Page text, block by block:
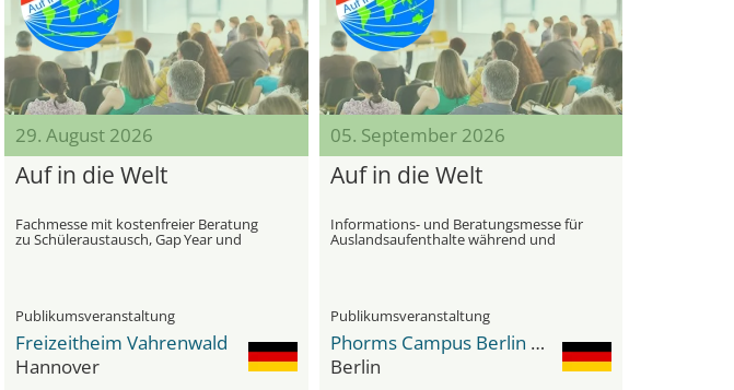
29. August 2026
Auf in die Welt
Fachmesse mit kostenfreier Beratung
zu Schüleraustausch, Gap Year und
Publikumsveranstaltung
Freizeitheim Vahrenwald
Hannover
05. September 2026
Auf in die Welt
Informations- und Beratungsmesse für
Auslandsaufenthalte während und
Publikumsveranstaltung
Phorms Campus Berlin Mitte
Berlin